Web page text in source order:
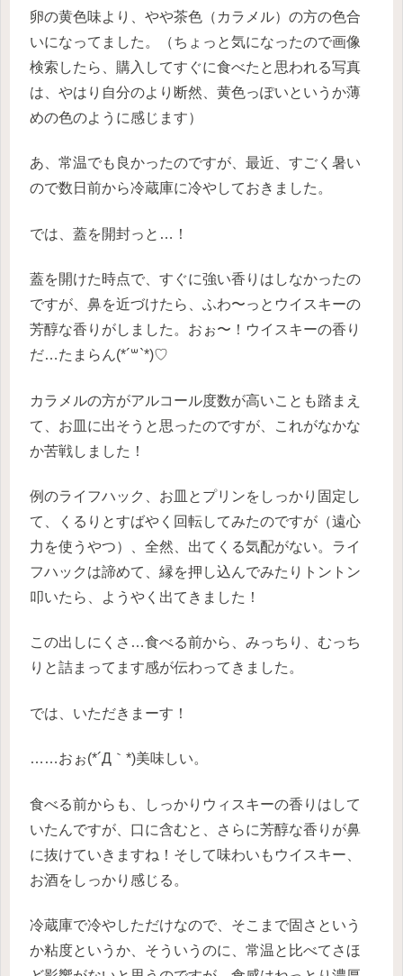
卵の黄色味より、やや茶色（カラメル）の方の色合
いになってました。（ちょっと気になったので画像
検索したら、購入してすぐに食べたと思われる写真
は、やはり自分のより断然、黄色っぽいというか薄
めの色のように感じます）
あ、常温でも良かったのですが、最近、すごく暑い
ので数日前から冷蔵庫に冷やしておきました。
では、蓋を開封っと…！
蓋を開けた時点で、すぐに強い香りはしなかったの
ですが、鼻を近づけたら、ふわ〜っとウイスキーの
芳醇な香りがしました。おぉ〜！ウイスキーの香り
だ…たまらん(*´꒳`*)♡
カラメルの方がアルコール度数が高いことも踏まえ
て、お皿に出そうと思ったのですが、これがなかな
か苦戦しました！
例のライフハック、お皿とプリンをしっかり固定し
て、くるりとすばやく回転してみたのですが（遠心
力を使うやつ）、全然、出てくる気配がない。ライ
フハックは諦めて、縁を押し込んでみたりトントン
叩いたら、ようやく出てきました！
この出しにくさ…食べる前から、みっちり、むっち
りと詰まってます感が伝わってきました。
では、いただきまーす！
……おぉ(*´Д｀*)美味しい。
食べる前からも、しっかりウィスキーの香りはして
いたんですが、口に含むと、さらに芳醇な香りが鼻
に抜けていきますね！そして味わいもウイスキー、
お酒をしっかり感じる。
冷蔵庫で冷やしただけなので、そこまで固さという
か粘度というか、そういうのに、常温と比べてさほ